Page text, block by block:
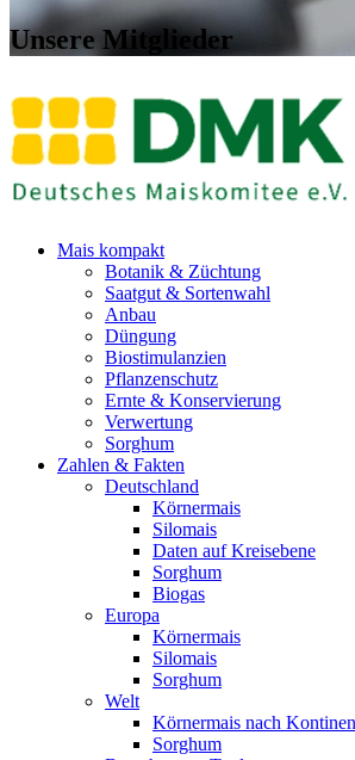
Unsere Mitglieder
Mais kompakt
Botanik & Züchtung
Saatgut & Sortenwahl
Anbau
Düngung
Biostimulanzien
Pflanzenschutz
Ernte & Konservierung
Verwertung
Sorghum
Zahlen & Fakten
Deutschland
Körnermais
Silomais
Daten auf Kreisebene
Sorghum
Biogas
Europa
Körnermais
Silomais
Sorghum
Welt
Körnermais nach
Sorghum